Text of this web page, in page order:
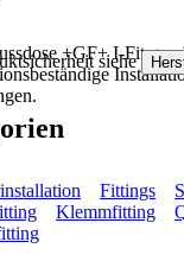
+GF+ I-Fit
siehe
Fittings
Klemmfitting